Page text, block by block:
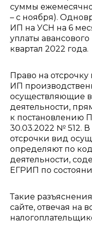
суммы
– с ноября).
ИП на УСН на 6
уплаты авансового
квартал 2022 года.
Право на
ИП
осуществляющие
деятельности,
к постановлению
30.03.2022 № 512.
отсрочки вид
определяют по
деятельности,
ЕГРИП по
Такие разъяснения
сайте, отвечая на